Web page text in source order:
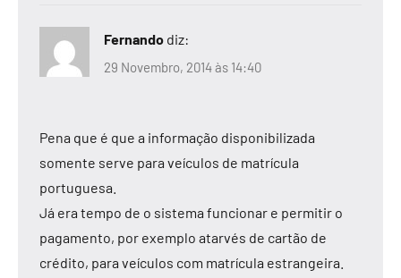
Fernando diz:
29 Novembro, 2014 às 14:40
Pena que é que a informação disponibilizada
somente serve para veículos de matrícula
portuguesa.
Já era tempo de o sistema funcionar e permitir o
pagamento, por exemplo atarvés de cartão de
crédito, para veículos com matrícula estrangeira.